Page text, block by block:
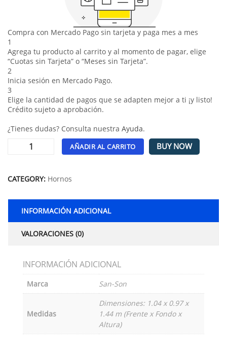
Compra con Mercado Pago sin tarjeta y paga mes a mes
1
Agrega tu producto al carrito y al momento de pagar, elige
“Cuotas sin Tarjeta” o “Meses sin Tarjeta”.
2
Inicia sesión en Mercado Pago.
3
Elige la cantidad de pagos que se adapten mejor a ti ¡y listo!
Crédito sujeto a aprobación.
¿Tienes dudas? Consulta nuestra Ayuda.
AÑADIR AL CARRITO BUY NOW
CATEGORY: Hornos
INFORMACIÓN ADICIONAL
VALORACIONES (0)
INFORMACIÓN ADICIONAL
Marca San-Son
Medidas
Dimensiones: 1.04 x 0.97 x
1.44 m (Frente x Fondo x
Altura)